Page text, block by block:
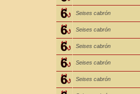
Seises cabrón
Seises cabrón
Seises cabrón
Seises cabrón
Seises cabrón